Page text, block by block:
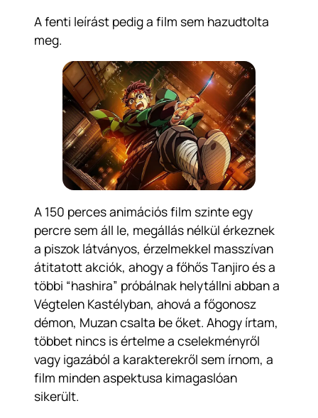
A fenti leírást pedig a film sem hazudtolta
meg.
A 150 perces animációs film szinte egy
percre sem áll le, megállás nélkül érkeznek
a piszok látványos, érzelmekkel masszívan
átitatott akciók, ahogy a főhős Tanjiro és a
többi “hashira” próbálnak helytállni abban a
Végtelen Kastélyban, ahová a főgonosz
démon, Muzan csalta be őket. Ahogy írtam,
többet nincs is értelme a cselekményről
vagy igazából a karakterekről sem írnom, a
film minden aspektusa kimagaslóan
sikerült.